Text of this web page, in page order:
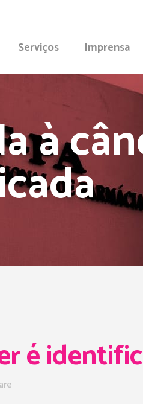
Serviços Imprensa
à
é